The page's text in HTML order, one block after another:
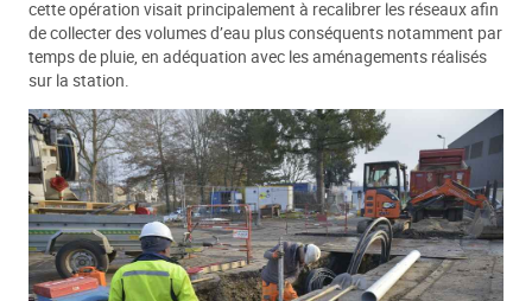
cette opération visait principalement à recalibrer les réseaux afin
de collecter des volumes d’eau plus conséquents notamment par
temps de pluie, en adéquation avec les aménagements réalisés
sur la station.